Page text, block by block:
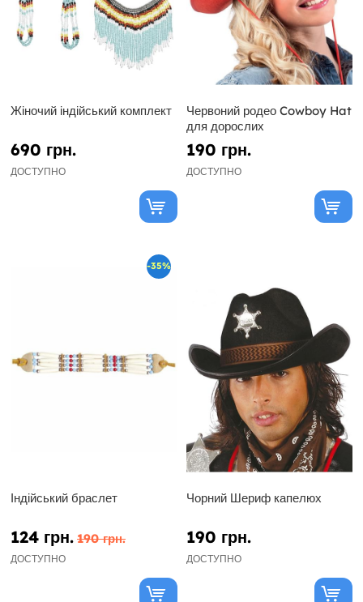
Жіночий індійський комплект
690 грн.
ДОСТУПНО
Червоний родео Cowboy Hat
для дорослих
190 грн.
ДОСТУПНО
-35%
Індійський браслет
124 грн. 190 грн.
ДОСТУПНО
Чорний Шериф капелюх
190 грн.
ДОСТУПНО